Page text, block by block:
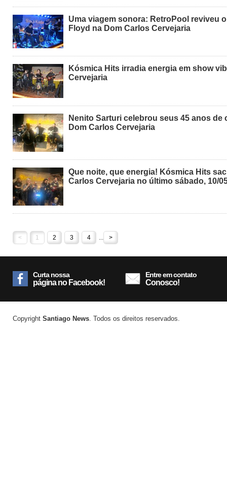
Uma viagem sonora: RetroPool reviveu
Floyd na Dom Carlos Cervejaria
Kósmica Hits irradia energia em show
Cervejaria
Nenito Sarturi celebrou seus 45 anos de
Dom Carlos Cervejaria
Que noite, que energia! Kósmica Hits
Carlos Cervejaria no último sábado, 10/
< 1 2 3 4 ... >
Curta nossa
página no Facebook!
Entre em contato
Conosco!
Copyright Santiago News . Todos os direitos reservados.